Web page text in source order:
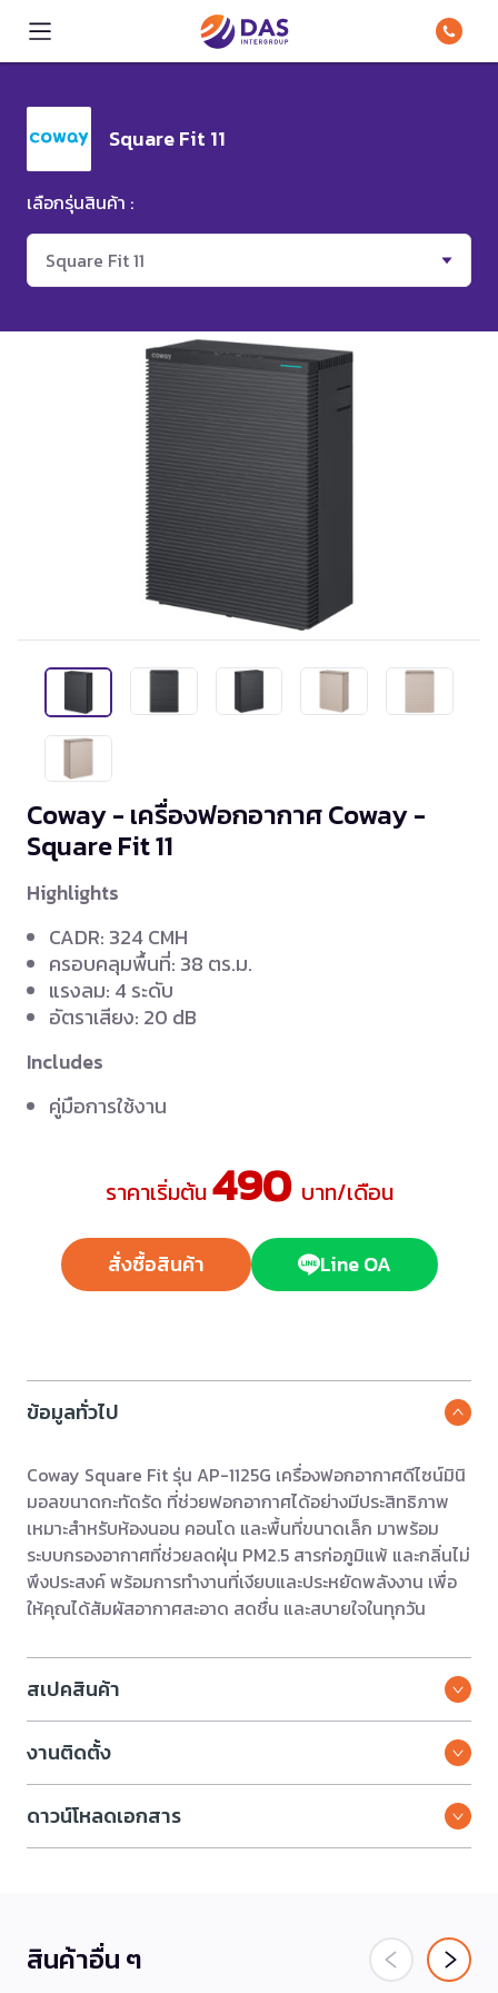
Square Fit 11
เลือกรุ่นสินค้า :
Square Fit 11
Coway - เครื่องฟอกอากาศ Coway -
Square Fit 11
Highlights
CADR: 324 CMH
ครอบคลุมพื้นที่: 38 ตร.ม.
แรงลม: 4 ระดับ
อัตราเสียง: 20 dB
Includes
คู่มือการใช้งาน
ราคาเริ่มต้น490 บาท/เดือน
สั่งซื้อสินค้า Line OA
ข้อมูลทั่วไป
Coway Square Fit รุ่น AP-1125G เครื่องฟอกอากาศดีไซน์มินิ
มอลขนาดกะทัดรัด ที่ช่วยฟอกอากาศได้อย่างมีประสิทธิภาพ
เหมาะสำหรับห้องนอน คอนโด และพื้นที่ขนาดเล็ก มาพร้อม
ระบบกรองอากาศที่ช่วยลดฝุ่น PM2.5 สารก่อภูมิแพ้ และกลิ่นไม่
พึงประสงค์ พร้อมการทำงานที่เงียบและประหยัดพลังงาน เพื่อ
ให้คุณได้สัมผัสอากาศสะอาด สดชื่น และสบายใจในทุกวัน
สเปคสินค้า
งานติดตั้ง
ดาวน์โหลดเอกสาร
สินค้าอื่น ๆ